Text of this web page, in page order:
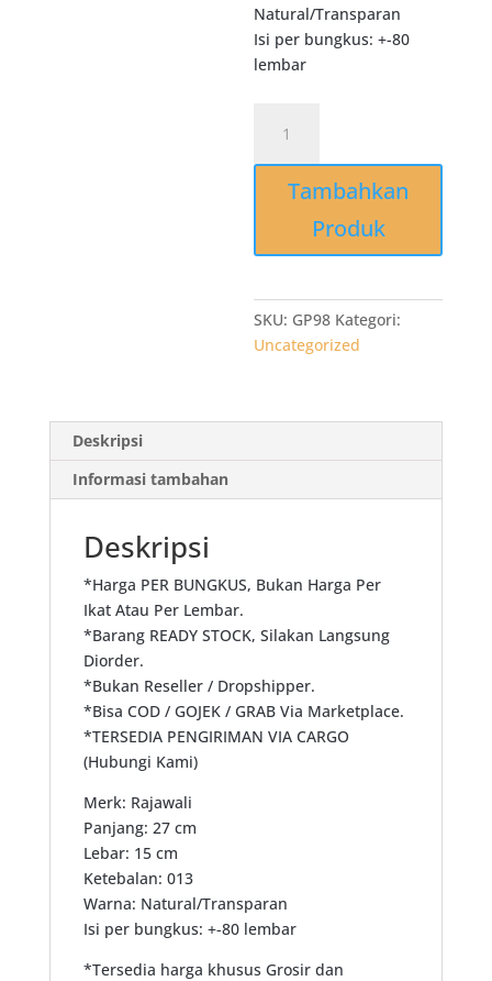
Natural/Transparan
Isi per bungkus: +-80
lembar
GP98
Kantong
Plastik
Rajawali
+-80
Tambahkan
Produk
SKU: GP98 Kategori:
Uncategorized
Deskripsi
Informasi tambahan
Deskripsi
*Harga PER BUNGKUS, Bukan Harga Per
Ikat Atau Per Lembar.
*Barang READY STOCK, Silakan Langsung
Diorder.
*Bukan Reseller / Dropshipper.
*Bisa COD / GOJEK / GRAB Via Marketplace.
*TERSEDIA PENGIRIMAN VIA CARGO
(Hubungi Kami)
Merk: Rajawali
Panjang: 27 cm
Lebar: 15 cm
Ketebalan: 013
Warna: Natural/Transparan
Isi per bungkus: +-80 lembar
*Tersedia harga khusus Grosir dan